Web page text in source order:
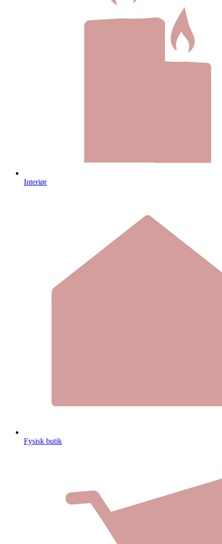
Interiør
Fysisk butik